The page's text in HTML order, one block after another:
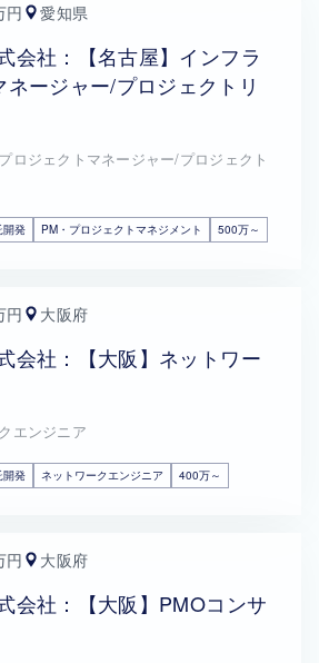
円 愛知県
会社：【名古屋】インフラ
ージャー/プロジェクトリ
ロジェクトマネージャー/プロジェクト
開発 PM・プロジェクトマネジメント 500万～
円 大阪府
会社：【大阪】ネットワー
エンジニア
開発 ネットワークエンジニア 400万～
円 大阪府
会社：【大阪】PMOコンサ